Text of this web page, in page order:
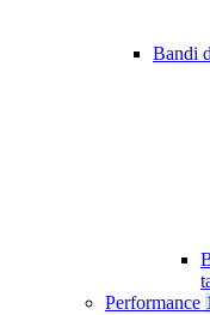
Bandi
Performance